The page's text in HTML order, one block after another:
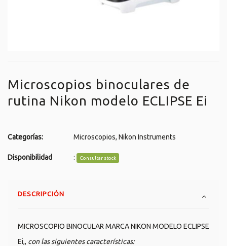
Microscopios binoculares de
rutina Nikon modelo ECLIPSE Ei
Categorías: Microscopios, Nikon Instruments
Disponibilidad : Consultar stock
DESCRIPCIÓN
MICROSCOPIO BINOCULAR MARCA NIKON MODELO ECLIPSE
Ei,, con las siguientes características: